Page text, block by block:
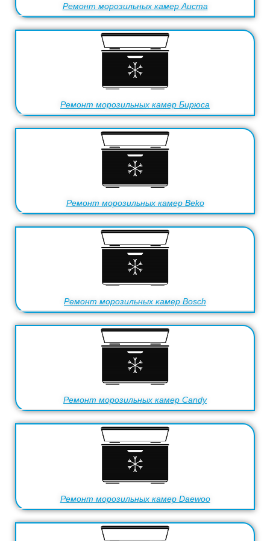
Ремонт морозильных камер Aucma
Ремонт морозильных камер Бирюса
Ремонт морозильных камер Beko
Ремонт морозильных камер Bosch
Ремонт морозильных камер Candy
Ремонт морозильных камер Daewoo